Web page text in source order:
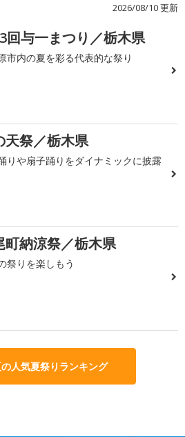
2026/08/10 更新
回与一まつり／栃木県
市内の夏を彩る代表的な祭り
天祭／栃木県
りや扇子踊りをダイナミックに披露
町納涼祭／栃木県
祭りを楽しもう
人気夏祭りランキング